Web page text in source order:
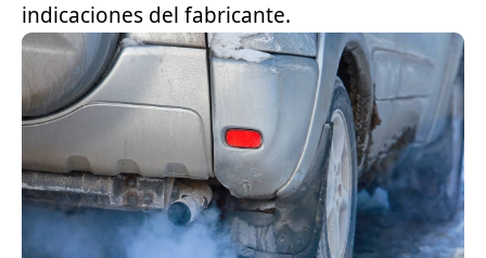
indicaciones del fabricante.